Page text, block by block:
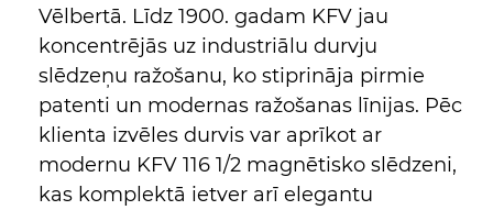
Vēlbertā. Līdz 1900. gadam KFV jau
koncentrējās uz industriālu durvju
slēdzeņu ražošanu, ko stiprināja pirmie
patenti un modernas ražošanas līnijas. Pēc
klienta izvēles durvis var aprīkot ar
modernu KFV 116 1/2 magnētisko slēdzeni,
kas komplektā ietver arī elegantu